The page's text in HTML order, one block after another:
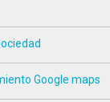
Google maps